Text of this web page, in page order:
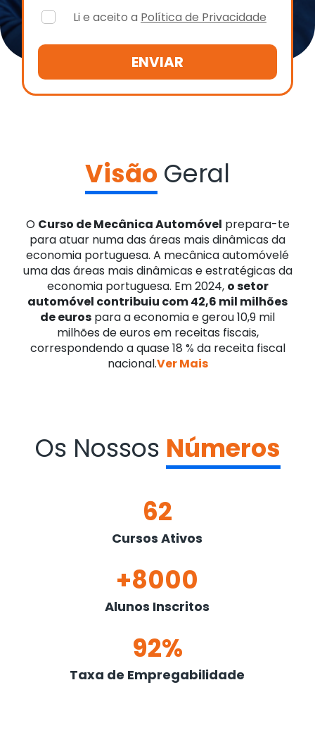
Li e aceito a Política de Privacidade
Visão Geral
O Curso de Mecânica Automóvel prepara-te
para atuar numa das áreas mais dinâmicas da
economia portuguesa. A mecânica automóvelé
uma das áreas mais dinâmicas e estratégicas da
economia portuguesa. Em 2024, o setor
automóvel contribuiu com 42,6 mil milhões
de euros para a economia e gerou 10,9 mil
milhões de euros em receitas fiscais,
correspondendo a quase 18 % da receita fiscal
nacional.Ver Mais
Os Nossos Números
62
Cursos Ativos
+8000
Alunos Inscritos
92%
Taxa de Empregabilidade